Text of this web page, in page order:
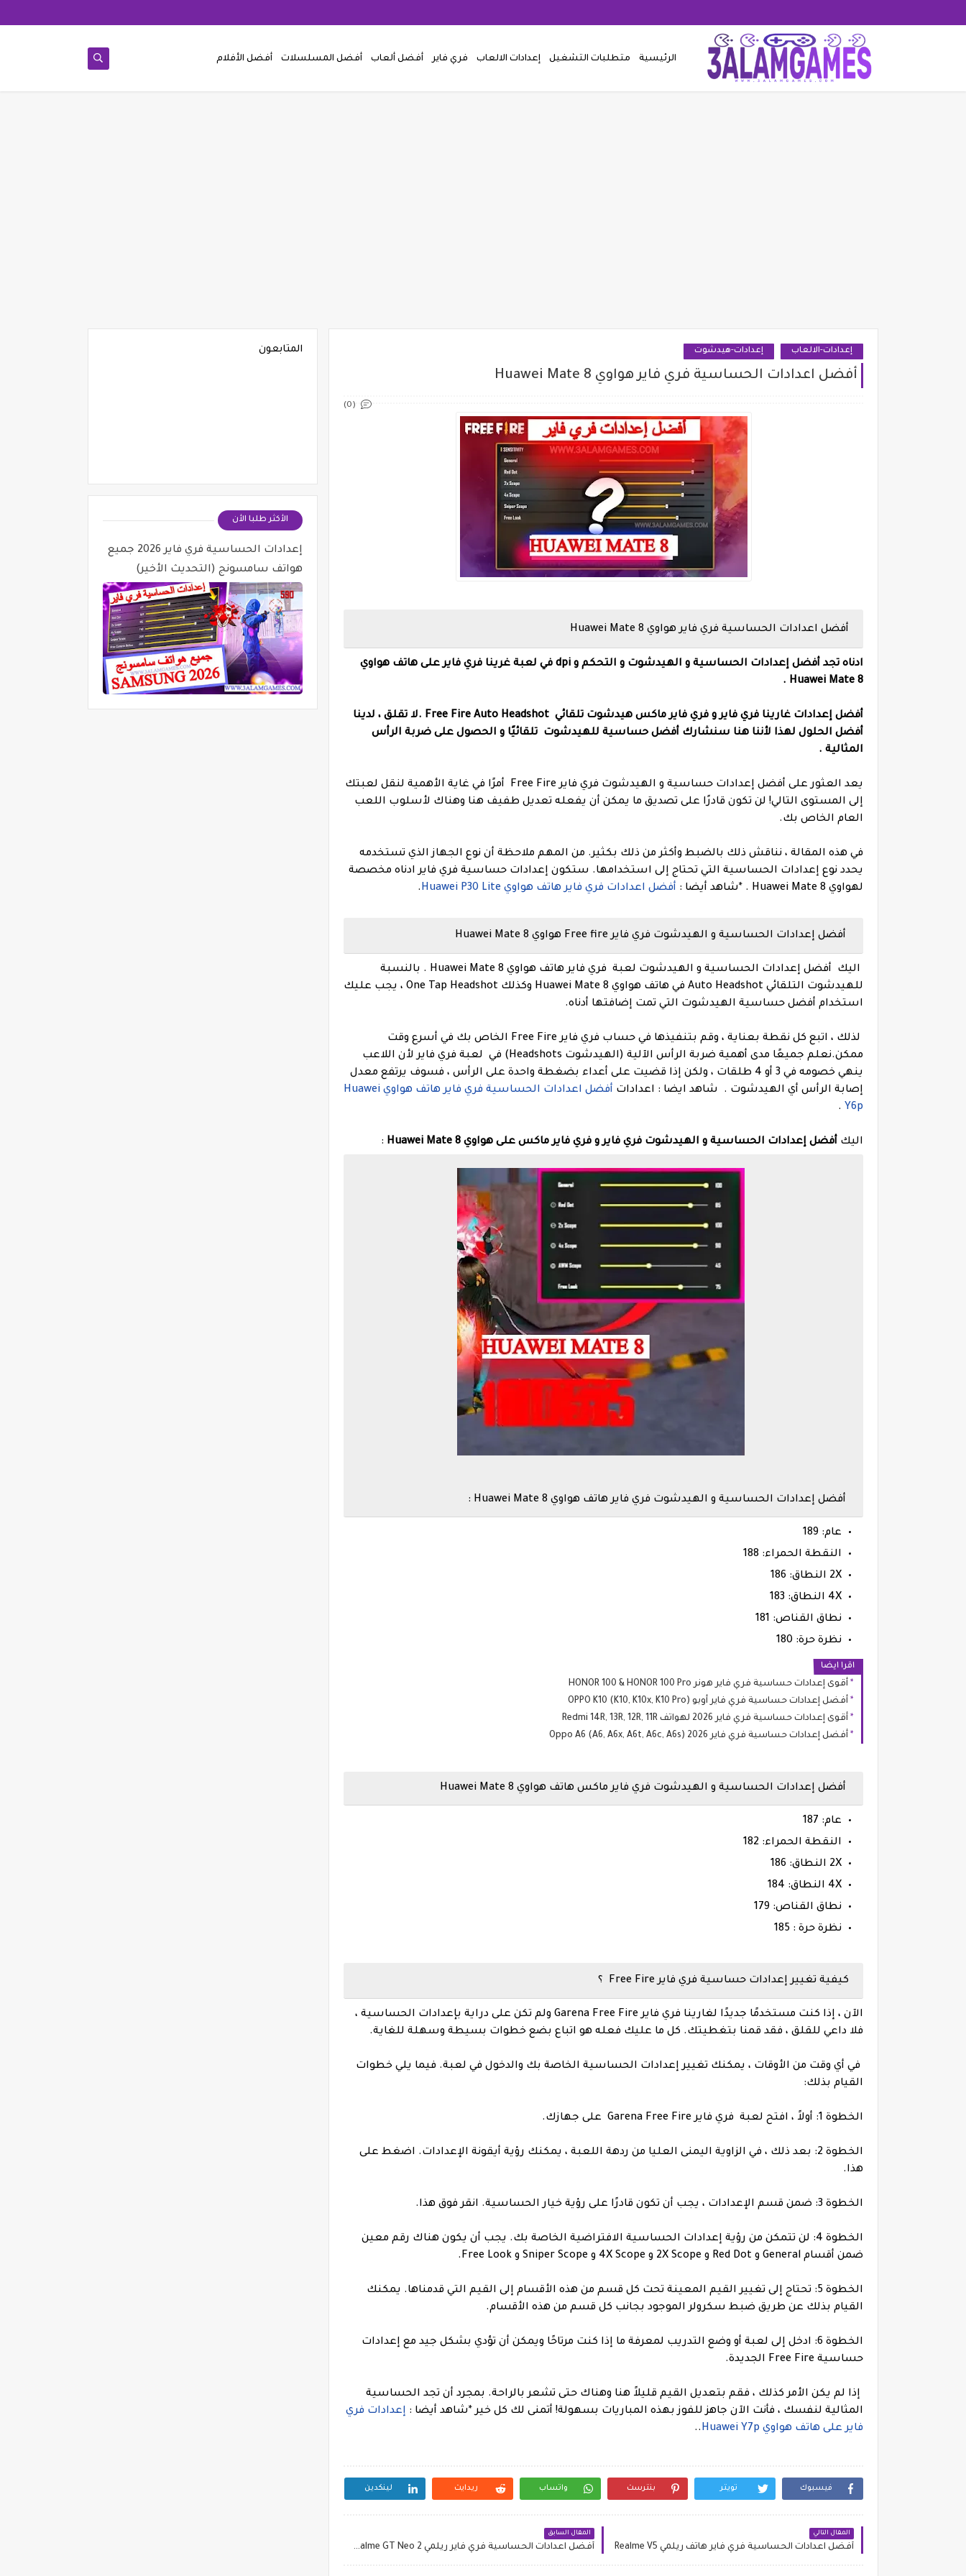
الرئيسية متطلبات التشغيل إعدادات الالعاب فري فاير أفضل ألعاب أفضل المسلسلات أفضل الأفلام
إعدادات-الالعاب إعدادات-هيدشوت
أفضل اعدادات الحساسية فري فاير هواوي Huawei Mate 8
(0)
أفضل اعدادات الحساسية فري فاير هواوي Huawei Mate 8
ادناه تجد أفضل إعدادات الحساسية و الهيدشوت و التحكم و dpi في لعبة غرينا فري فاير على هاتف
هواوي
Huawei Mate 8 .
أفضل إعدادات غارينا فري فاير و فري فاير ماكس هيدشوت تلقائي Free Fire Auto Headshot .
لا تقلق ، لدينا
أفضل الحلول لهذا لأننا هنا سنشارك أفضل حساسية للهيدشوت تلقائيًا و الحصول على ضربة الرأس
المثالية .
يعد العثور على أفضل إعدادات حساسية و الهيدشوت فري فاير Free Fire أمرًا في غاية الأهمية لنقل لعبتك
إلى المستوى التالي! لن تكون قادرًا على تصديق ما يمكن أن يفعله تعديل طفيف هنا وهناك لأسلوب اللعب
العام الخاص بك.
في هذه المقالة ، نناقش ذلك بالضبط وأكثر من ذلك بكثير. من المهم ملاحظة أن نوع الجهاز الذي تستخدمه
يحدد نوع إعدادات الحساسية التي تحتاج إلى استخدامها. ستكون إعدادات حساسية فري فاير ادناه مخصصة
لهواوي Huawei Mate 8 .
*شاهد أيضا : أفضل اعدادات فري فاير هاتف هواوي Huawei P30 Lite .
أفضل إعدادات الحساسية و الهيدشوت فري فاير Free fire هواوي Huawei Mate 8
اليك
أفضل إعدادات الحساسية و الهيدشوت لعبة فري فاير هاتف هواوي Huawei Mate 8 . بالنسبة
للهيدشوت التلقائي Auto Headshot في هاتف هواوي Huawei Mate 8 وكذلك One Tap Headshot ، يجب عليك
استخدام أفضل حساسية الهيدشوت التي تمت إضافتها أدناه.
لذلك ، اتبع كل نقطة بعناية ، وقم بتنفيذها في حساب فري فاير Free Fire الخاص بك في أسرع وقت
ممكن.
نعلم جميعًا مدى أهمية ضربة الرأس الآلية (الهيدشوت Headshots) في لعبة فري فاير لأن اللاعب
ينهي خصومه في 3 أو 4 طلقات ، ولكن إذا قضيت على أعداء بضغطة واحدة على الرأس ، فسوف يرتفع معدل
إصابة الرأس أي الهيدشوت .
شاهد ايضا : اعدادات
أفضل اعدادات الحساسية فري فاير هاتف هواوي Huawei
Y6p
.
اليك أفضل إعدادات الحساسية و الهيدشوت فري فاير و فري فاير ماكس على هواوي Huawei Mate 8 :
أفضل إعدادات الحساسية و الهيدشوت فري فاير هاتف هواوي Huawei Mate 8 :
عام: 189
النقطة الحمراء: 188
2X النطاق: 186
4X النطاق: 183
نطاق القناص: 181
نظرة حرة: 180
اقرا ايضا
أقوى إعدادات حساسية فري فاير هونر HONOR 100 & HONOR 100 Pro
أفضل إعدادات حساسية فري فاير أوبو OPPO K10 (K10, K10x, K10 Pro)
أقوى إعدادات حساسية فري فاير 2026 لهواتف Redmi 14R, 13R, 12R, 11R
أفضل إعدادات حساسية فري فاير 2026 Oppo A6 (A6, A6x, A6t, A6c, A6s)
أفضل إعدادات الحساسية و الهيدشوت فري فاير ماكس هاتف هواوي Huawei Mate 8
عام: 187
النقطة الحمراء: 182
2X النطاق: 186
4X النطاق: 184
نطاق القناص: 179
نظرة حرة : 185
كيفية تغيير إعدادات حساسية فري فاير Free Fire ؟
الآن ، إذا كنت مستخدمًا جديدًا لغارينا فري فاير Garena Free Fire ولم تكن على دراية بإعدادات الحساسية ،
فلا داعي للقلق ، فقد قمنا بتغطيتك. كل ما عليك فعله هو اتباع بضع خطوات بسيطة وسهلة للغاية.
في أي وقت من الأوقات ، يمكنك تغيير إعدادات الحساسية الخاصة بك والدخول في لعبة. فيما يلي خطوات
القيام بذلك:
الخطوة 1: أولاً ، افتح لعبة فري فاير Garena Free Fire على جهازك.
الخطوة 2: بعد ذلك ، في الزاوية اليمنى العليا من ردهة اللعبة ، يمكنك رؤية أيقونة الإعدادات. اضغط على
هذا.
الخطوة 3: ضمن قسم الإعدادات ، يجب أن تكون قادرًا على رؤية خيار الحساسية. انقر فوق هذا.
الخطوة 4: لن تتمكن من رؤية إعدادات الحساسية الافتراضية الخاصة بك. يجب أن يكون هناك رقم معين
ضمن أقسام General و Red Dot و 2X Scope و 4X Scope و Sniper Scope و Free Look.
الخطوة 5: تحتاج إلى تغيير القيم المعينة تحت كل قسم من هذه الأقسام إلى القيم التي قدمناها. يمكنك
القيام بذلك عن طريق ضبط سكرولر الموجود بجانب كل قسم من هذه الأقسام.
الخطوة 6: ادخل إلى لعبة أو وضع التدريب لمعرفة ما إذا كنت مرتاحًا ويمكن أن تؤدي بشكل جيد مع إعدادات
حساسية Free Fire الجديدة.
إذا لم يكن الأمر كذلك ، فقم بتعديل القيم قليلاً هنا وهناك حتى تشعر بالراحة. بمجرد أن تجد الحساسية
المثالية لنفسك ، فأنت الآن جاهز للفوز بهذه المباريات بسهولة! أتمنى لك كل خير *شاهد أيضا : إعدادات فري
فاير على هاتف هواوي Huawei Y7p
..
فيسبوك تويتر بنترست واتساب ريدايت لينكدين
المقال التالي
أفضل اعدادات الحساسية فري فاير هاتف ريلمي Realme V5
المقال السابق
أفضل اعدادات الحساسية فري فاير ريلمي Realme GT Neo 2
المتابعون
الأكثر طلبا الأن
إعدادات الحساسية فري فاير 2026 جميع
هواتف سامسونج (التحديث الأخير)